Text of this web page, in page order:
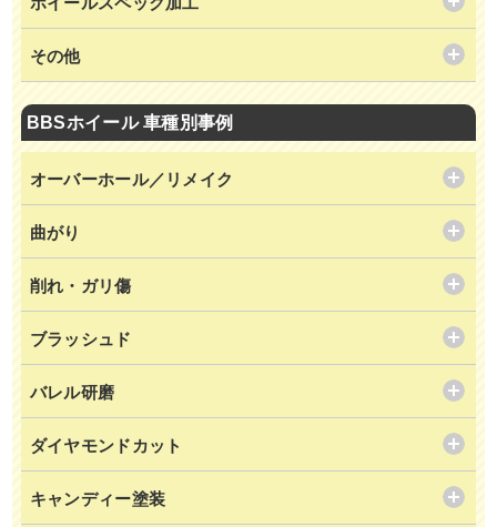
その他
BBSホイール 車種別事例
オーバーホール／リメイク
曲がり
削れ・ガリ傷
ブラッシュド
バレル研磨
ダイヤモンドカット
キャンディー塗装